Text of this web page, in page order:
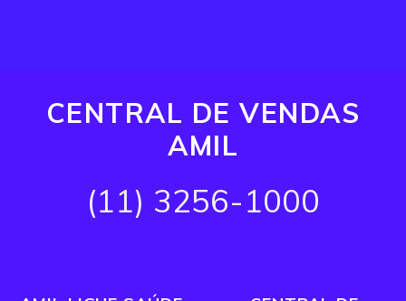
CENTRAL DE VENDAS
AMIL
(11) 3256-1000